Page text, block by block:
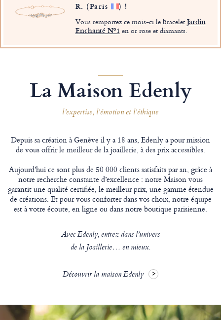
R. (Paris ) !
Vous remportez ce mois-ci le braceletJardin
Enchanté Nº1 en or rose et diamants.
La Maison Edenly
l’expertise, l’émotion et l’éthique
Depuis sa création à Genève il y a 18 ans, Edenly a pour mission
de vous offrir le meilleur de la joaillerie, à des prix accessibles.
Aujourd'hui ce sont plus de 50 000 clients satisfaits par an, grâce à
notre recherche constante d’excellence : notre Maison vous
garantit une qualité certifiée, le meilleur prix, une gamme étendue
de créations. Et pour vous conforter dans vos choix, notre équipe
est à votre écoute, en ligne ou dans notre boutique parisienne.
Avec Edenly, entrez dans l’univers
de la Joaillerie… en mieux.
Découvrir la maison Edenly